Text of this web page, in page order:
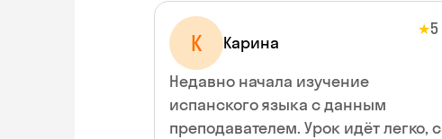
К Карина
★5
Недавно начала изучение
испанского языка с данным
преподавателем. Урок идёт легко, с